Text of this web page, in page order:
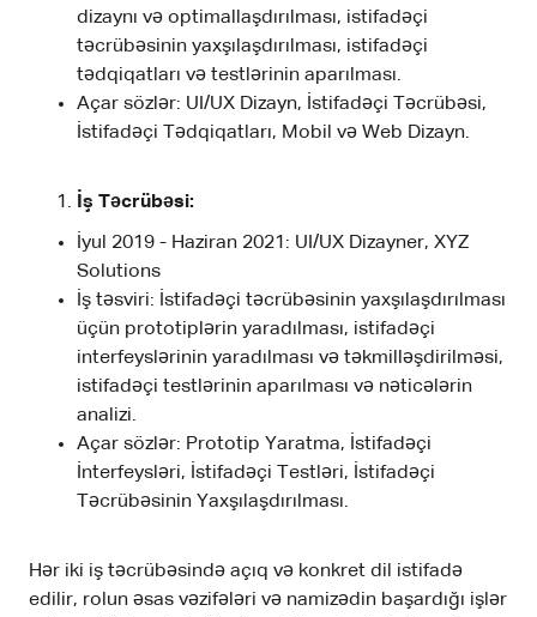
dizaynı və optimallaşdırılması, istifadəçi
təcrübəsinin yaxşılaşdırılması, istifadəçi
tədqiqatları və testlərinin aparılması.
Açar sözlər: UI/UX Dizayn, İstifadəçi Təcrübəsi,
İstifadəçi Tədqiqatları, Mobil və Web Dizayn.
İş Təcrübəsi:
İyul 2019 - Haziran 2021: UI/UX Dizayner, XYZ
Solutions
İş təsviri: İstifadəçi təcrübəsinin yaxşılaşdırılması
üçün prototiplərin yaradılması, istifadəçi
interfeyslərinin yaradılması və təkmilləşdirilməsi,
istifadəçi testlərinin aparılması və nəticələrin
analizi.
Açar sözlər: Prototip Yaratma, İstifadəçi
İnterfeysləri, İstifadəçi Testləri, İstifadəçi
Təcrübəsinin Yaxşılaşdırılması.
Hər iki iş təcrübəsində açıq və konkret dil istifadə
edilir, rolun əsas vəzifələri və namizədin başardığı işlər